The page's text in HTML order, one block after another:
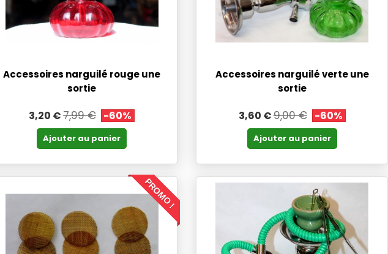
Accessoires narguilé rouge une
sortie
3,20 €7,99 € -60%
Ajouter au panier
Accessoires narguilé verte une
sortie
3,60 €9,00 € -60%
Ajouter au panier
PROMO !